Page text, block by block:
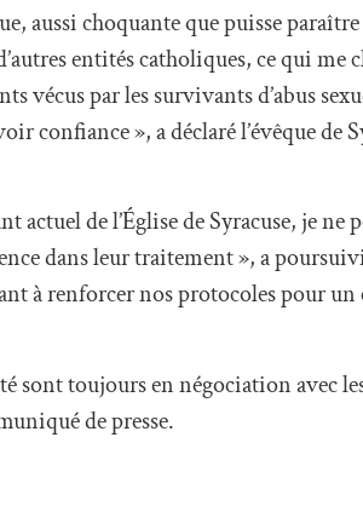
aussi choquante que puisse
entités catholiques, ce qui
vécus par les survivants d’abus
confiance », a déclaré l’évêque de
actuel de l’Église de Syracuse, je ne
dans leur traitement », a
à renforcer nos protocoles pour
sont toujours en négociation avec
de presse.